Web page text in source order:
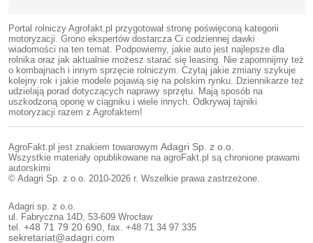
Portal rolniczy Agrofakt.pl przygotował stronę poświęconą kategorii
motoryzacji. Grono ekspertów dostarcza Ci codziennej dawki
wiadomości na ten temat. Podpowiemy, jakie auto jest najlepsze dla
rolnika oraz jak aktualnie możesz starać się leasing. Nie zapomnijmy też
o kombajnach i innym sprzęcie rolniczym. Czytaj jakie zmiany szykuje
kolejny rok i jakie modele pojawią się na polskim rynku. Dziennikarze też
udzielają porad dotyczących naprawy sprzętu. Mają sposób na
uszkodzoną oponę w ciągniku i wiele innych. Odkrywaj tajniki
motoryzacji razem z Agrofaktem!
AgroFakt.pl jest znakiem towarowym Adagri Sp. z o.o.
Wszystkie materiały opublikowane na agroFakt.pl są chronione prawami
autorskimi
© Adagri Sp. z o.o. 2010-2026 r. Wszelkie prawa zastrzeżone.
Adagri sp. z o.o.
ul. Fabryczna 14D, 53-609 Wrocław
tel. +48 71 79 20 690, fax. +48 71 34 97 335
sekretariat@adagri.com